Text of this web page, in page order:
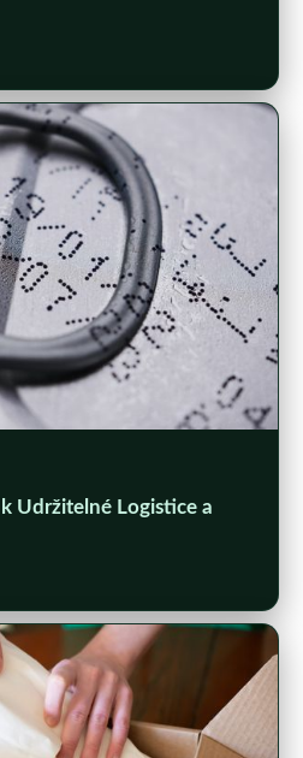
Udržitelné Logistice a